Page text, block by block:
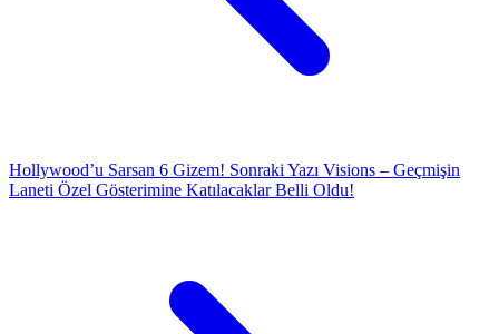
Hollywood’u Sarsan 6 Gizem! Sonraki Yazı Visions – Geçmişin
Laneti Özel Gösterimine Katılacaklar Belli Oldu!